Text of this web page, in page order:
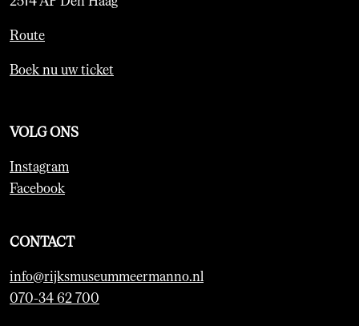
Route
Boek nu uw ticket
VOLG ONS
Instagram
Facebook
CONTACT
info@rijksmuseummeermanno.nl
070-34 62 700